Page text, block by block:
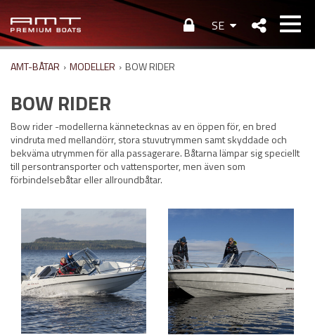
SE
AMT-BÅTAR › MODELLER › BOW RIDER
BOW RIDER
Bow rider -modellerna kännetecknas av en öppen för, en bred
vindruta med mellandörr, stora stuvutrymmen samt skyddade och
bekväma utrymmen för alla passagerare. Båtarna lämpar sig speciellt
till persontransporter och vattensporter, men även som
förbindelsebåtar eller allroundbåtar.